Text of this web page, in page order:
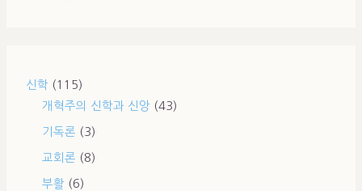
신학 (115)
개혁주의 신학과 신앙 (43)
기독론 (3)
교회론 (8)
부활 (6)